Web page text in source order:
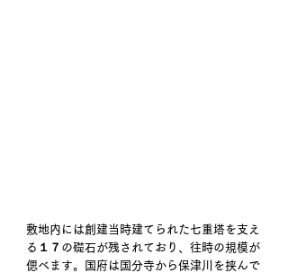
敷地内には創建当時建てられた七重塔を支え
る１７の礎石が残されており、往時の規模が
偲べます。国府は国分寺から保津川を挟んで